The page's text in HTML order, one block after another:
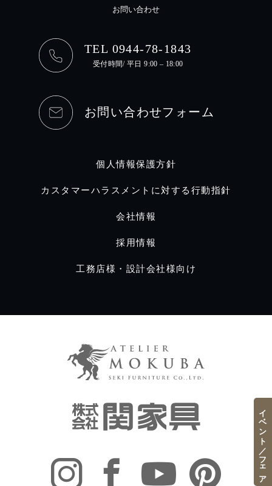
お問い合わせ
TEL 0944-78-1843
受付時間/ 平日 9:00 – 18:00
お問い合わせフォーム
個人情報保護方針
カスタマーハラスメントに対する行動指針
会社情報
採用情報
工務店様・設計会社様向け
イベント／フェア